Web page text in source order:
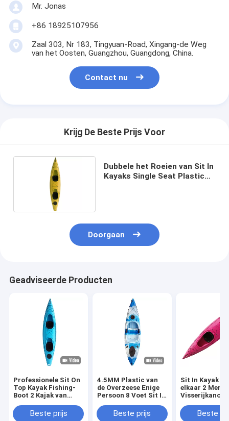
Mr. Jonas
+86 18925107956
Zaal 303, Nr 183, Tingyuan-Road, Xingang-de Weg
van het Oosten, Guangzhou, Guangdong, China.
Contact nu
Krijg De Beste Prijs Voor
Dubbele het Roeien van Sit In
Kayaks Single Seat Plastic
Doorgaan
Geadviseerde Producten
Professionele Sit On
Top Kayak Fishing-
Boot 2 Kajak van
Seat 500 Pond
Beste prijs
4.5MM Plastic van
de Overzeese Enige
Persoon 8 Voet Sit In
KajakkanoBeste prijs
Sit In Kayak
elkaar 2 Mens
Visserijkano
Beste